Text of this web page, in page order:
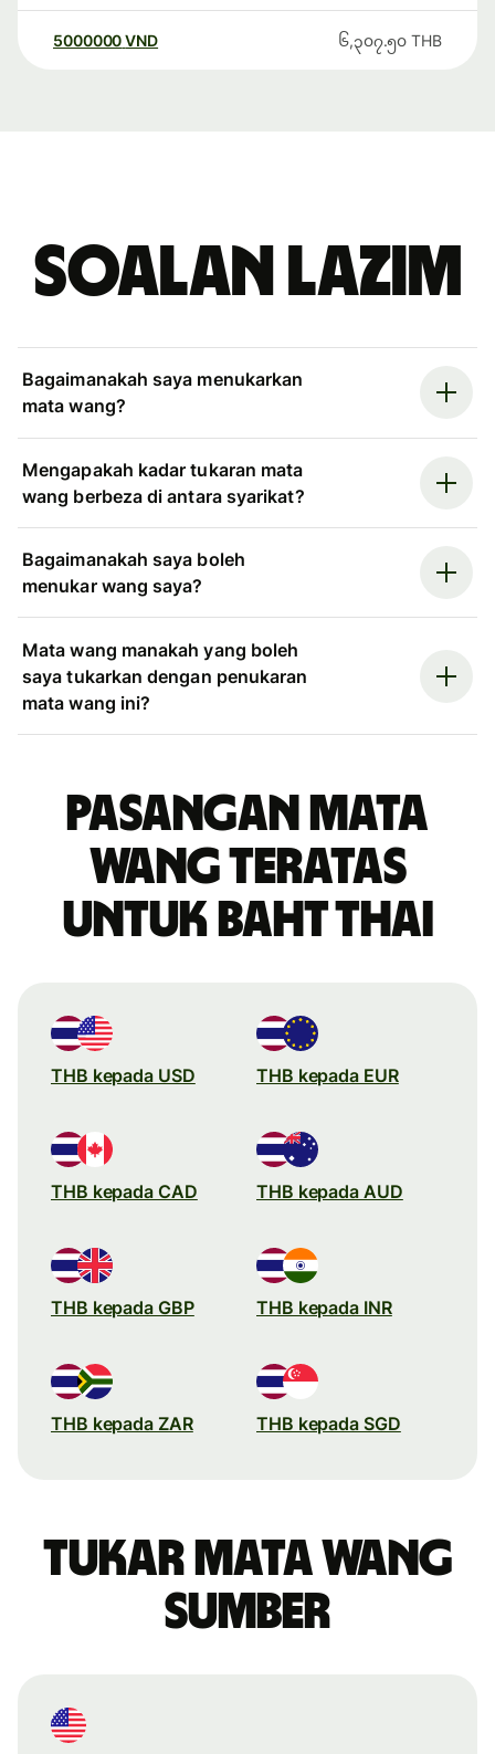
5000000VND ၆,၃၀၇.၅၀ THB
Soalan Lazim
Bagaimanakah saya menukarkan
mata wang?
Mengapakah kadar tukaran mata
wang berbeza di antara syarikat?
Bagaimanakah saya boleh
menukar wang saya?
Mata wang manakah yang boleh
saya tukarkan dengan penukaran
mata wang ini?
Pasangan mata
wang teratas
untuk baht Thai
THB kepada USD THB kepada EUR
THB kepada CAD THB kepada AUD
THB kepada GBP THB kepada INR
THB kepada ZAR THB kepada SGD
Tukar mata wang
sumber